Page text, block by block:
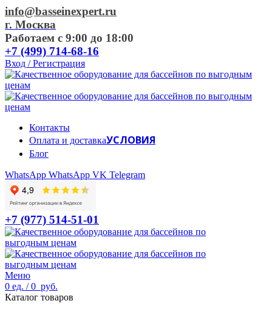
info@basseinexpert.ru
г. Москва
Работаем с 9:00 до 18:00
+7 (499) 714-68-16
Вход / Регистрация
Контакты
Оплата и доставкаУСЛОВИЯ
Блог
WhatsApp WhatsApp VK Telegram
+7 (977) 514-51-01
Меню
0 ед. / 0 руб.
Каталог товаров